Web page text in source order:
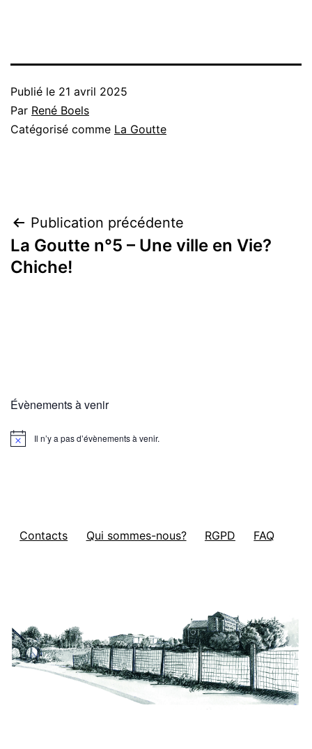
Publié le 21 avril 2025
Par René Boels
Catégorisé comme La Goutte
Navigation
de
Publication précédente
La Goutte n°5 – Une ville en Vie?
Chiche!
Évènements à venir
Notice Il n’y a pas d’évènements à venir.
Contacts Qui sommes-nous? RGPD FAQ